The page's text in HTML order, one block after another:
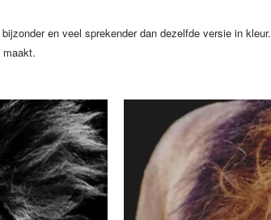
en veel sprekender dan dezelfde versie in kleur.